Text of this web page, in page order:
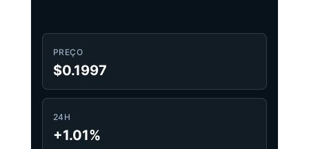
PREÇO
$0.1997
24H
+1.01%